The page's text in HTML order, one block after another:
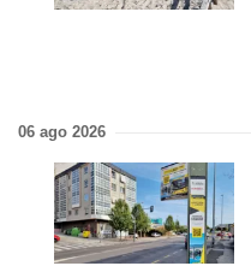
06 ago 2026